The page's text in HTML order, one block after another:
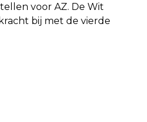
voor AZ. De Wit
bij met de vierde